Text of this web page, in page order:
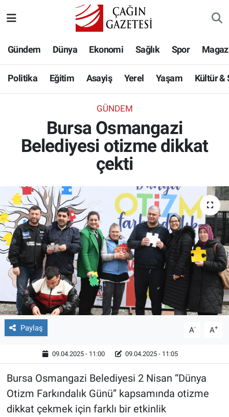
Gündem Dünya Ekonomi Sağlık Spor
Politika Eğitim Asayiş Yerel Yaşam Kültür &
GÜNDEM
Bursa Osmangazi
Belediyesi otizme dikkat
çekti
Paylaş A- A+
09.04.2025 - 11:00 09.04.2025 - 11:05
Bursa Osmangazi Belediyesi 2 Nisan “Dünya
Otizm Farkındalık Günü” kapsamında otizme
dikkat çekmek için farklı bir etkinlik
Eğitim
Asayiş
Yaşam
Bilim-Teknoloji
Köşe Yazıları
Röportaj
Video Galeri
Hava Durumu
Namaz Vakitleri
Süper Lig Puan Durumu ve Fikstür
Son Dakika Haberleri
Haber Arşivi